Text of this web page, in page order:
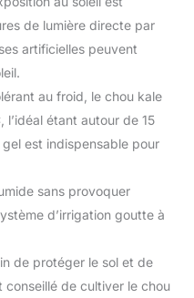
de lumière directe par
artificielles peuvent
au froid, le chou kale
l’idéal étant autour de 15
est indispensable pour
sans provoquer
d’irrigation goutte à
de protéger le sol et de
conseillé de cultiver le chou